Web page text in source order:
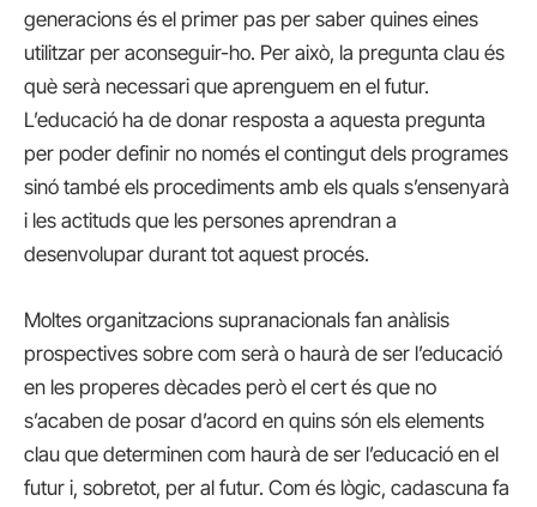
generacions és el primer pas per saber quines eines
utilitzar per aconseguir-ho. Per això, la pregunta clau és
què serà necessari que aprenguem en el futur.
L’educació ha de donar resposta a aquesta pregunta
per poder definir no només el contingut dels programes
sinó també els procediments amb els quals s’ensenyarà
i les actituds que les persones aprendran a
desenvolupar durant tot aquest procés.
Moltes organitzacions supranacionals fan anàlisis
prospectives sobre com serà o haurà de ser l’educació
en les properes dècades però el cert és que no
s’acaben de posar d’acord en quins són els elements
clau que determinen com haurà de ser l’educació en el
futur i, sobretot, per al futur. Com és lògic, cadascuna fa